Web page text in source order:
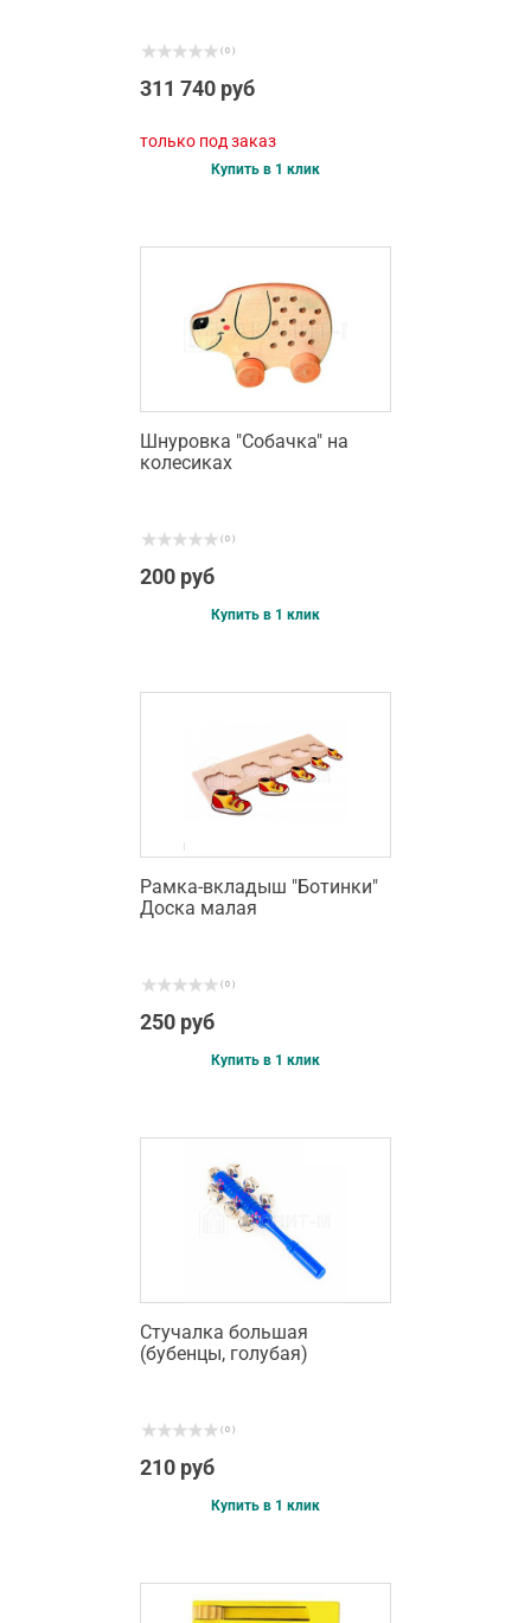
( 0 )
311 740 руб
только под заказ
Купить в 1 клик
Шнуровка "Собачка" на
колесиках
( 0 )
200 руб
Купить в 1 клик
Рамка-вкладыш "Ботинки"
Доска малая
( 0 )
250 руб
Купить в 1 клик
Стучалка большая
(бубенцы, голубая)
( 0 )
210 руб
Купить в 1 клик